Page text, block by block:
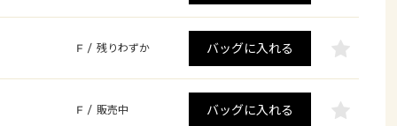
F / 残りわずか バッグに入れる
F / 販売中 バッグに入れる